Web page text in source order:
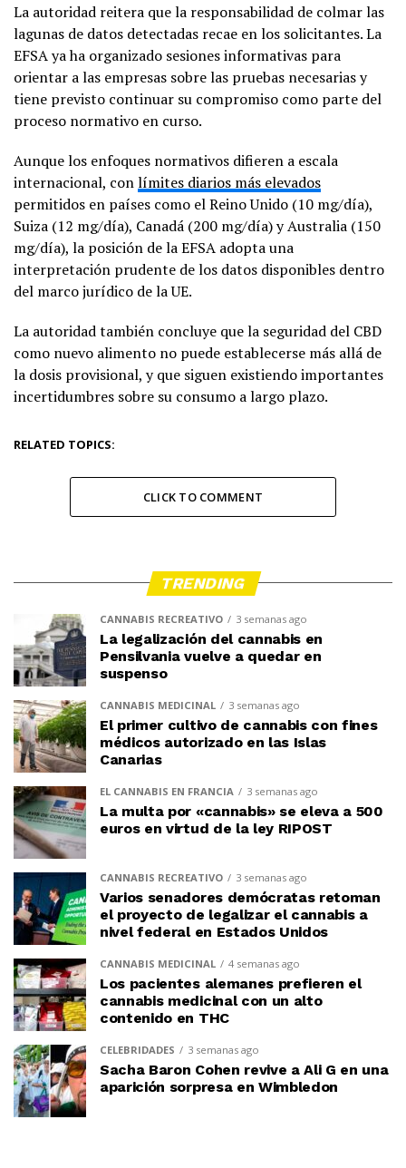
La autoridad reitera que la responsabilidad de colmar las
lagunas de datos detectadas recae en los solicitantes. La
EFSA ya ha organizado sesiones informativas para
orientar a las empresas sobre las pruebas necesarias y
tiene previsto continuar su compromiso como parte del
proceso normativo en curso.
Aunque los enfoques normativos difieren a escala
internacional, conlímites diarios más elevados
permitidos en países como el Reino Unido (10 mg/día),
Suiza (12 mg/día), Canadá (200 mg/día) y Australia (150
mg/día), la posición de la EFSA adopta una
interpretación prudente de los datos disponibles dentro
del marco jurídico de la UE.
La autoridad también concluye que la seguridad del CBD
como nuevo alimento no puede establecerse más allá de
la dosis provisional, y que siguen existiendo importantes
incertidumbres sobre su consumo a largo plazo.
RELATED TOPICS:
CLICK TO COMMENT
TRENDING
CANNABIS RECREATIVO 3 semanas ago
La legalización del cannabis en
Pensilvania vuelve a quedar en
suspenso
CANNABIS MEDICINAL 3 semanas ago
El primer cultivo de cannabis con fines
médicos autorizado en las Islas
Canarias
EL CANNABIS EN FRANCIA 3 semanas ago
La multa por «cannabis» se eleva a 500
euros en virtud de la ley RIPOST
CANNABIS RECREATIVO 3 semanas ago
Varios senadores demócratas retoman
el proyecto de legalizar el cannabis a
nivel federal en Estados Unidos
CANNABIS MEDICINAL 4 semanas ago
Los pacientes alemanes prefieren el
cannabis medicinal con un alto
contenido en THC
CELEBRIDADES 3 semanas ago
Sacha Baron Cohen revive a Ali G en una
aparición sorpresa en Wimbledon